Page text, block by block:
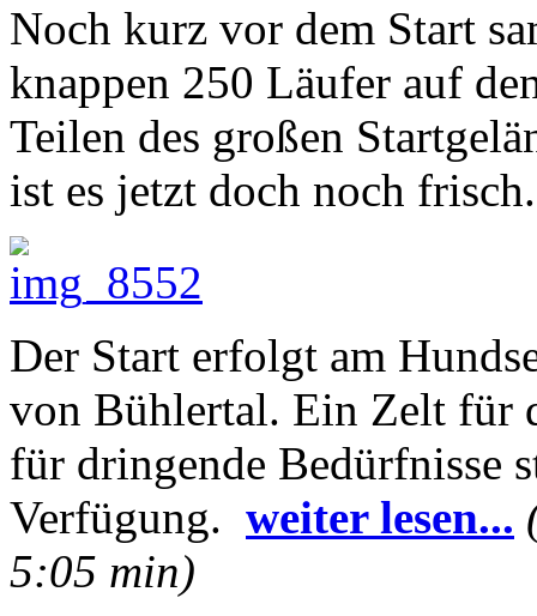
Noch kurz vor dem Start
knappen 250 Läufer auf
Teilen des großen
ist es jetzt doch noch frisch.
Der Start erfolgt am
von Bühlertal. Ein Zelt für
für dringende Bedürfnisse
Verfügung. weiter lesen...
5:05 min)